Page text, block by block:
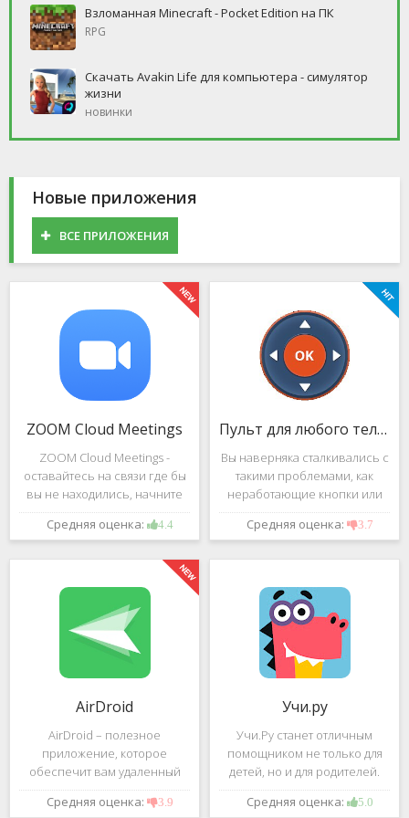
Взломанная Minecraft - Pocket Edition на ПК
RPG
Скачать Avakin Life для компьютера - симулятор
жизни
новинки
Новые приложения
ВСЕ ПРИЛОЖЕНИЯ
ZOOM Cloud Meetings
ZOOM Cloud Meetings -
оставайтесь на связи где бы
вы не находились, начните
свою или присоединитесь к
видеоконференции с
высококачественным
изображением. Столь
Средняя оценка: 4.4
Пульт для любого телевизора
Вы наверняка сталкивались с
такими проблемами, как
неработающие кнопки или
разряженные батарейки на
вашем пульте от
с помощью приложения
"Пульт для
Средняя оценка: 3.7
AirDroid
AirDroid – полезное
приложение, которое
обеспечит вам удаленный
доступ к вашему смартфону
или планшету при помощи
Средняя оценка: 3.9
Учи.ру
Учи.Ру станет отличным
помощником не только для
детей, но и для родителей.
Это приложение заточено
под изучение различного
Средняя оценка: 5.0